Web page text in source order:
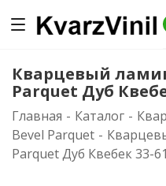
Кварцевый
Parquet Дуб
Главная - Каталог -
Bevel Parquet -
Parquet Дуб Квебек 33-